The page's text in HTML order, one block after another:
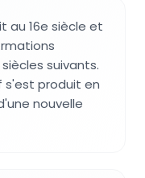
au 16e siècle et
suivants.
s'est produit en
nouvelle